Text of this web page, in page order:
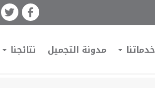
خدماتنا مدونة التجميل نتائجنا